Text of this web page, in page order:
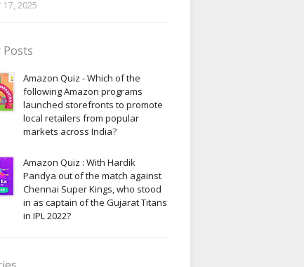
17, 2025
Amazon Quiz - Which of the
following Amazon programs
launched storefronts to promote
local retailers from popular
markets across India?
Amazon Quiz : With Hardik
Pandya out of the match against
Chennai Super Kings, who stood
in as captain of the Gujarat Titans
in IPL 2022?